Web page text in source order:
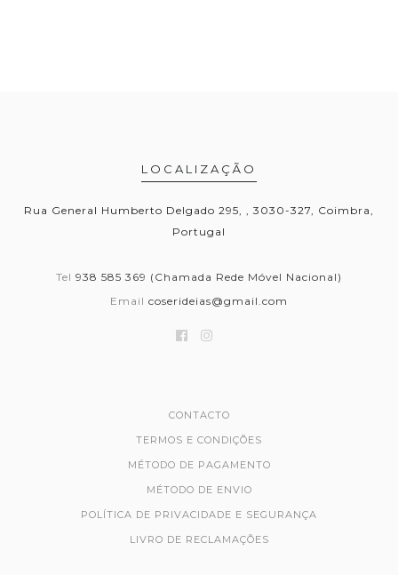
LOCALIZAÇÃO
Rua General Humberto Delgado 295, , 3030-327, Coimbra,
Portugal
Tel 938 585 369 (Chamada Rede Móvel Nacional)
Email coserideias@gmail.com
CONTACTO
TERMOS E CONDIÇÕES
MÉTODO DE PAGAMENTO
MÉTODO DE ENVIO
POLÍTICA DE PRIVACIDADE E SEGURANÇA
LIVRO DE RECLAMAÇÕES